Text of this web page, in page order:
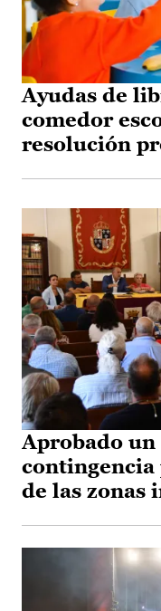
Ayudas de
comedor
resolución
Aprobado
contingencia
de las zonas